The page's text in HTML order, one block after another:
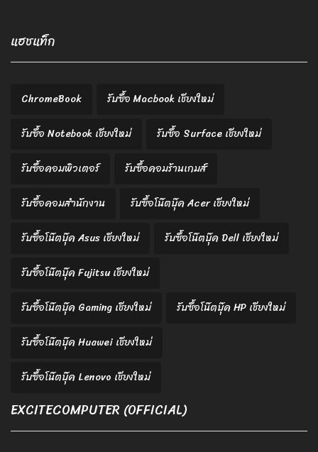
แฮชแท็ก
ChromeBook
รับซื้อ Macbook เชียงใหม่
รับซื้อ Notebook เชียงใหม่
รับซื้อ Surface เชียงใหม่
รับซื้อคอมพิวเตอร์
รับซื้อคอมร้านเกมส์
รับซื้อคอมสำนักงาน
รับซื้อโน๊ตบุ๊ค Acer เชียงใหม่
รับซื้อโน๊ตบุ๊ค Asus เชียงใหม่
รับซื้อโน๊ตบุ๊ค Dell เชียงใหม่
รับซื้อโน๊ตบุ๊ค Fujitsu เชียงใหม่
รับซื้อโน๊ตบุ๊ค Gaming เชียงใหม่
รับซื้อโน๊ตบุ๊ค HP เชียงใหม่
รับซื้อโน๊ตบุ๊ค Huawei เชียงใหม่
รับซื้อโน๊ตบุ๊ค Lenovo เชียงใหม่
EXCITECOMPUTER (OFFICIAL)